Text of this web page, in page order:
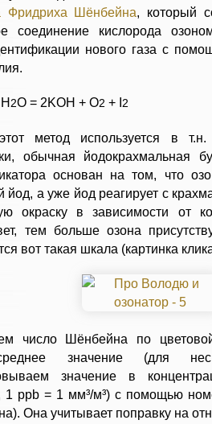
Фридриха Шёнбейна, который
соединение кислорода
нового газа с
2O = 2KOH + O2 + I2
метод используется в
обычная йодокрахмальная
основан на том, что
йод, а уже йод реагирует с
окраску в зависимости от
тем больше озона
вот такая шкала (картинка
число Шёнбейна по
значение (для
значение в
1 ppb = 1 мм³/м³) с помощью
Она учитывает поправку на